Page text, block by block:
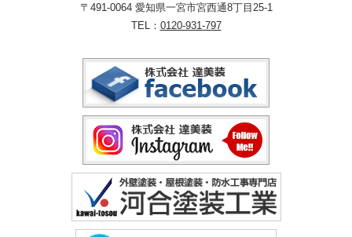
〒491-0064 愛知県一宮市宮西通8丁目25-1
TEL： 0120-931-797